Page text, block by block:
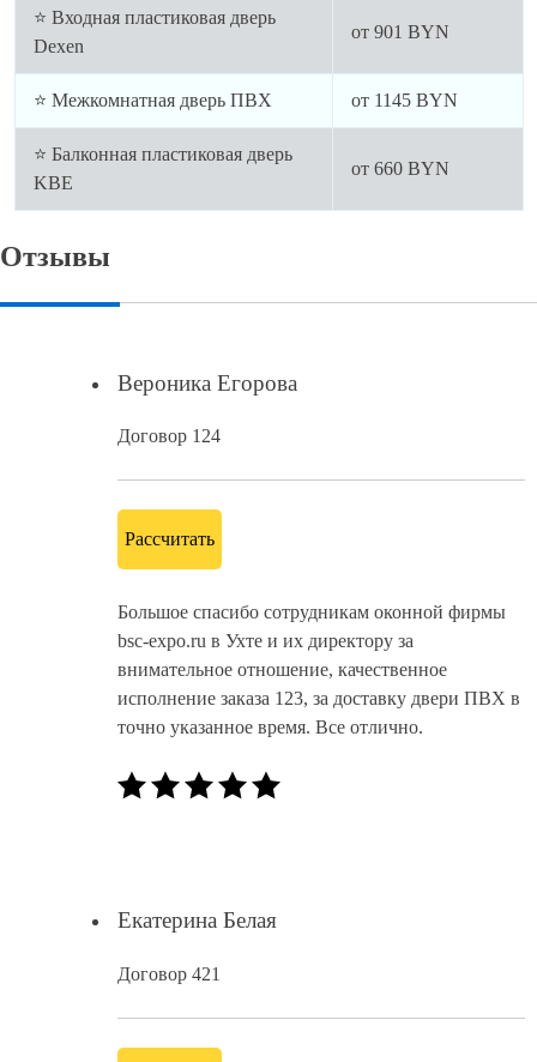
⭐ Входная пластиковая дверь
Dexen
от 901 BYN
⭐ Межкомнатная дверь ПВХ от 1145 BYN
⭐ Балконная пластиковая дверь
KBE
от 660 BYN
Отзывы
Вероника Егорова
Договор 124
Рассчитать
Большое спасибо сотрудникам оконной фирмы
bsc-expo.ru в Ухте и их директору за
внимательное отношение, качественное
исполнение заказа 123, за доставку двери ПВХ в
точно указанное время. Все отлично.
Екатерина Белая
Договор 421